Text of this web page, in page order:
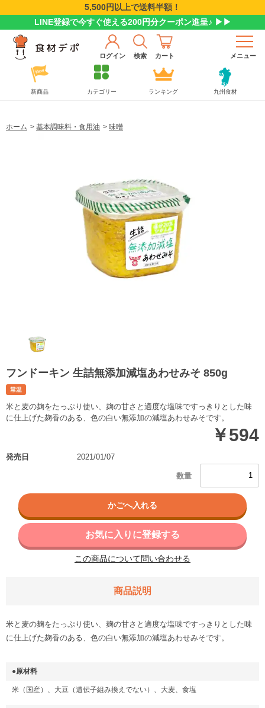
5,500円以上で送料半額！
LINE登録で今すぐ使える200円分クーポン進呈♪ ▶▶
ログイン 検索 カート メニュー
新商品 カテゴリー ランキング 九州食材
ホーム > 基本調味料・食用油 > 味噌
フンドーキン 生詰無添加減塩あわせみそ 850g
米と麦の麹をたっぷり使い、麹の甘さと適度な塩味ですっきりとした味
に仕上げた麹香のある、色の白い無添加の減塩あわせみそです。
￥594
発売日 2021/01/07
お気に入りに登録する
この商品について問い合わせる
商品説明
米と麦の麹をたっぷり使い、麹の甘さと適度な塩味ですっきりとした味
に仕上げた麹香のある、色の白い無添加の減塩あわせみそです。
●原材料
米（国産）、大豆（遺伝子組み換えでない）、大麦、食塩